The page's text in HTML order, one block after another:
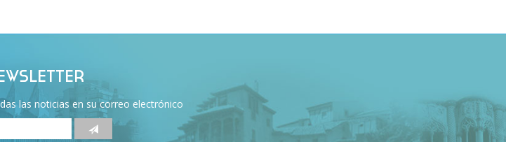
las noticias en su correo electrónico